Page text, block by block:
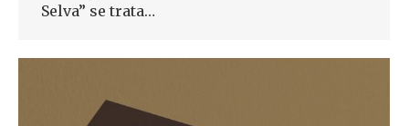
Selva” se trata…